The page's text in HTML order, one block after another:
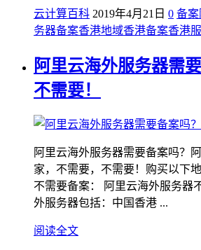
云计算百科 2019年4月21日 0 备案
务器备案香港地域香港备案香港
阿里云海外服务器需
不需要！
阿里云海外服务器需要备案吗？
家，不需要，不需要！购买以下
不需要备案： 阿里云海外服务器
外服务器包括：中国香港 ...
阅读全文